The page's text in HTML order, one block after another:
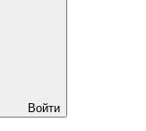
Войти